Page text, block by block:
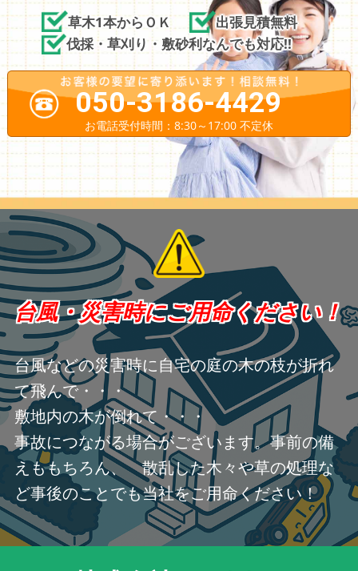
草木1本からＯＫ
出張見積無料
伐採・草刈り・敷砂利なんでも対応!!
050-3186-4429
お電話受付時間：8:30～17:00 不定休
台風・災害時にご用命ください！
台風などの災害時に自宅の庭の木の枝が折れ
て飛んで・・・
敷地内の木が倒れて・・・
事故につながる場合がございます。事前の備
えももちろん、 散乱した木々や草の処理な
ど事後のことでも当社をご用命ください！